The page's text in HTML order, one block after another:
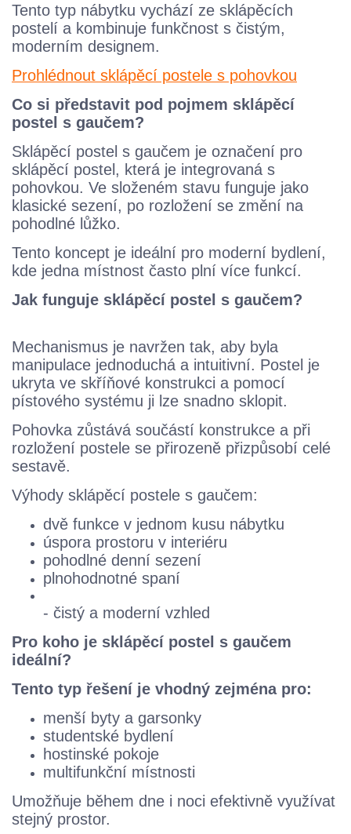
Tento typ nábytku vychází ze sklápěcích
postelí a kombinuje funkčnost s čistým,
moderním designem.
Prohlédnout sklápěcí postele s pohovkou
Co si představit pod pojmem sklápěcí
postel s gaučem?
Sklápěcí postel s gaučem je označení pro
sklápěcí postel, která je integrovaná s
pohovkou. Ve složeném stavu funguje jako
klasické sezení, po rozložení se změní na
pohodlné lůžko.
Tento koncept je ideální pro moderní bydlení,
kde jedna místnost často plní více funkcí.
Jak funguje sklápěcí postel s gaučem?
Mechanismus je navržen tak, aby byla
manipulace jednoduchá a intuitivní. Postel je
ukryta ve skříňové konstrukci a pomocí
pístového systému ji lze snadno sklopit.
Pohovka zůstává součástí konstrukce a při
rozložení postele se přirozeně přizpůsobí celé
sestavě.
Výhody sklápěcí postele s gaučem:
dvě funkce v jednom kusu nábytku
úspora prostoru v interiéru
pohodlné denní sezení
plnohodnotné spaní
- čistý a moderní vzhled
Pro koho je sklápěcí postel s gaučem
ideální?
Tento typ řešení je vhodný zejména pro:
menší byty a garsonky
studentské bydlení
hostinské pokoje
multifunkční místnosti
Umožňuje během dne i noci efektivně využívat
stejný prostor.